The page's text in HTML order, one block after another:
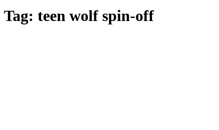
Tag: teen wolf spin-off